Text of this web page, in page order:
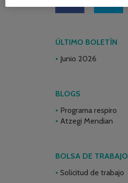
ÚLTIMO BOLETÍN
Junio 2026
BLOGS
Programa respiro
Atzegi Mendian
BOLSA DE TRABAJO
Solicitud de trabajo